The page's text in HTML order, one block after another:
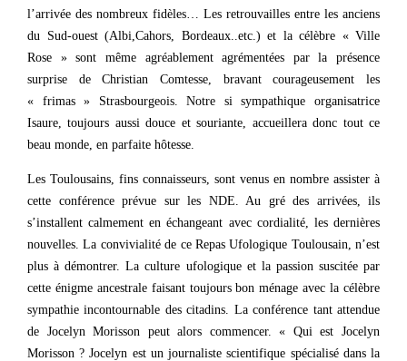
l’arrivée des nombreux fidèles… Les retrouvailles entre les anciens
du Sud-ouest (Albi,Cahors, Bordeaux..etc.) et la célèbre « Ville
Rose » sont même agréablement agrémentées par la présence
surprise de Christian Comtesse, bravant courageusement les
« frimas » Strasbourgeois. Notre si sympathique organisatrice
Isaure, toujours aussi douce et souriante, accueillera donc tout ce
beau monde, en parfaite hôtesse.
Les Toulousains, fins connaisseurs, sont venus en nombre assister à
cette conférence prévue sur les NDE. Au gré des arrivées, ils
s’installent calmement en échangeant avec cordialité, les dernières
nouvelles. La convivialité de ce Repas Ufologique Toulousain, n’est
plus à démontrer. La culture ufologique et la passion suscitée par
cette énigme ancestrale faisant toujours bon ménage avec la célèbre
sympathie incontournable des citadins. La conférence tant attendue
de Jocelyn Morisson peut alors commencer. « Qui est Jocelyn
Morisson ? Jocelyn est un journaliste scientifique spécialisé dans la